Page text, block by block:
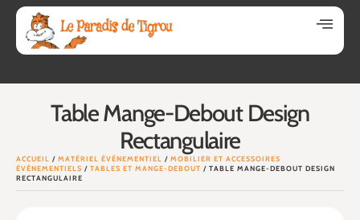
Table Mange-Debout Design
Rectangulaire
ACCUEIL / MATÉRIEL ÉVÉNEMENTIEL / MOBILIER ET ACCESSOIRES
ÉVÉNEMENTIELS / TABLES ET MANGE-DEBOUT / TABLE MANGE-DEBOUT DESIGN
RECTANGULAIRE